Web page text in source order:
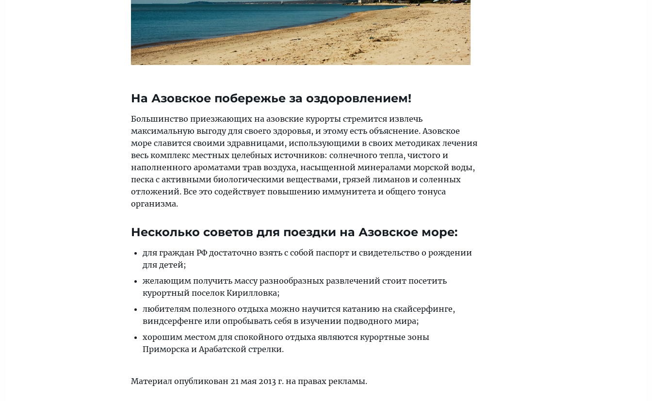
На Азовское побережье за оздоровлением!
Большинство приезжающих на азовские курорты стремится извлечь
максимальную выгоду для своего здоровья, и этому есть объяснение. Азовское
море славится своими здравницами, использующими в своих методиках лечения
весь комплекс местных целебных источников: солнечного тепла, чистого и
наполненного ароматами трав воздуха, насыщенной минералами морской воды,
песка с активными биологическими веществами, грязей лиманов и соленных
отложений. Все это содействует повышению иммунитета и общего тонуса
организма.
Несколько советов для поездки на Азовское море:
для граждан РФ достаточно взять с собой паспорт и свидетельство о рождении
для детей;
желающим получить массу разнообразных развлечений стоит посетить
курортный поселок Кирилловка;
любителям полезного отдыха можно научится катанию на скайсерфинге,
виндсерфенге или опробывать себя в изучении подводного мира;
хорошим местом для спокойного отдыха являются курортные зоны
Приморска и Арабатской стрелки.
Материал опубликован 21 мая 2013 г. на правах рекламы.